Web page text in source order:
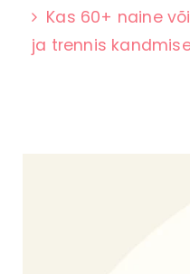
Kas 60+ naine
ja trennis